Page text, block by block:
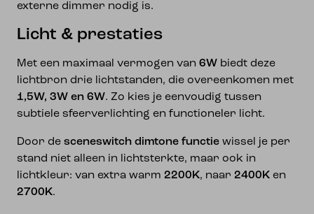
externe dimmer nodig is.
Licht & prestaties
Met een maximaal vermogen van 6W biedt deze
lichtbron drie lichtstanden, die overeenkomen met
1,5W, 3W en 6W. Zo kies je eenvoudig tussen
subtiele sfeerverlichting en functioneler licht.
Door de sceneswitch dimtone functie wissel je per
stand niet alleen in lichtsterkte, maar ook in
lichtkleur: van extra warm 2200K, naar 2400K en
2700K.